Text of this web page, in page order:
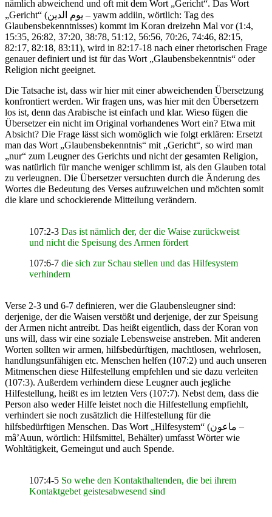
nämlich abweichend und oft mit dem Wort „Gericht“. Das Wort
„Gericht“ (يوم الدين – yawm addiin, wörtlich: Tag des
Glaubensbekenntnisses) kommt im Koran dreizehn Mal vor (1:4,
15:35, 26:82, 37:20, 38:78, 51:12, 56:56, 70:26, 74:46, 82:15,
82:17, 82:18, 83:11), wird in 82:17-18 nach einer rhetorischen Frage
genauer definiert und ist für das Wort „Glaubensbekenntnis“ oder
Religion nicht geeignet.
Die Tatsache ist, dass wir hier mit einer abweichenden Übersetzung
konfrontiert werden. Wir fragen uns, was hier mit den Übersetzern
los ist, denn das Arabische ist einfach und klar. Wieso fügen die
Übersetzer ein nicht im Original vorhandenes Wort ein? Etwa mit
Absicht? Die Frage lässt sich womöglich wie folgt erklären: Ersetzt
man das Wort „Glaubensbekenntnis“ mit „Gericht“, so wird man
„nur“ zum Leugner des Gerichts und nicht der gesamten Religion,
was natürlich für manche weniger schlimm ist, als den Glauben total
zu verleugnen. Die Übersetzer versuchten durch die Änderung des
Wortes die Bedeutung des Verses aufzuweichen und möchten somit
die klare und schockierende Mitteilung verändern.
107:2-3 Das ist nämlich der, der die Waise zurückweist
und nicht die Speisung des Armen fördert
107:6-7 die sich zur Schau stellen und das Hilfesystem
verhindern
Verse 2-3 und 6-7 definieren, wer die Glaubensleugner sind:
derjenige, der die Waisen verstößt und derjenige, der zur Speisung
der Armen nicht antreibt. Das heißt eigentlich, dass der Koran von
uns will, dass wir eine soziale Lebensweise anstreben. Mit anderen
Worten sollten wir armen, hilfsbedürftigen, machtlosen, wehrlosen,
handlungsunfähigen etc. Menschen helfen (107:2) und auch unseren
Mitmenschen diese Hilfestellung empfehlen und sie dazu verleiten
(107:3). Außerdem verhindern diese Leugner auch jegliche
Hilfestellung, heißt es im letzten Vers (107:7). Nebst dem, dass die
Person also weder Hilfe leistet noch die Hilfestellung empfiehlt,
verhindert sie noch zusätzlich die Hilfestellung für die
hilfsbedürftigen Menschen. Das Wort „Hilfesystem“ (ماعون –
mâ’Auun, wörtlich: Hilfsmittel, Behälter) umfasst Wörter wie
Wohltätigkeit, Gemeingut und auch Spende.
107:4-5 So wehe den Kontakthaltenden, die bei ihrem
Kontaktgebet geistesabwesend sind